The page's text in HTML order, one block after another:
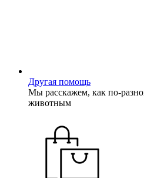
Другая помощь
Мы расскажем, как по-
животным